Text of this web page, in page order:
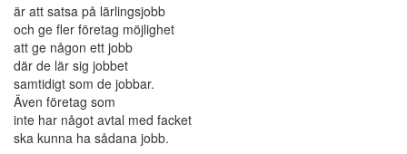
är att satsa på lärlingsjobb
och ge fler företag möjlighet
att ge någon ett jobb
där de lär sig jobbet
samtidigt som de jobbar.
Även företag som
inte har något avtal med facket
ska kunna ha sådana jobb.